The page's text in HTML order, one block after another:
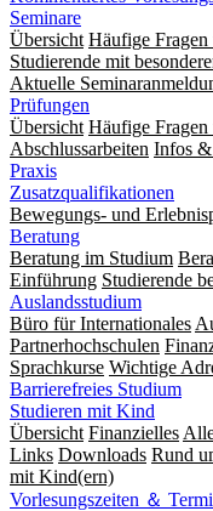
Seminare
Übersicht Häufige
Studierende mit
Aktuelle
Prüfungen
Übersicht Häufige
Abschlussarbeiten Infos
Praxis
Zusatzqualifikationen
Bewegungs- und
Beratung
Beratung im Studium
Einführung Studierende
Auslandsstudium
Büro für Internationales
Partnerhochschulen
Sprachkurse Wichtige
Barrierefreies Studium
Studieren mit Kind
Übersicht Finanzielles
Links Downloads Rund
mit Kind(ern)
Vorlesungszeiten ＆